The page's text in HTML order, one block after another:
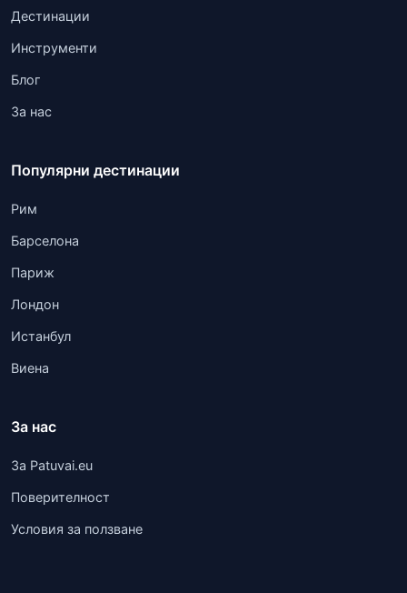
Дестинации
Инструменти
Блог
За нас
Популярни дестинации
Рим
Барселона
Париж
Лондон
Истанбул
Виена
За нас
За Patuvai.eu
Поверителност
Условия за ползване